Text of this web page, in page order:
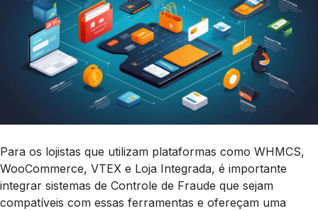
Para os lojistas que utilizam plataformas como WHMCS,
WooCommerce, VTEX e Loja Integrada, é importante
integrar sistemas de Controle de Fraude que sejam
compatíveis com essas ferramentas e ofereçam uma